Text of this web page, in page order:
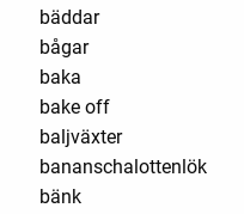
bäddar
bågar
baka
bake off
baljväxter
bananschalottenlök
bänk